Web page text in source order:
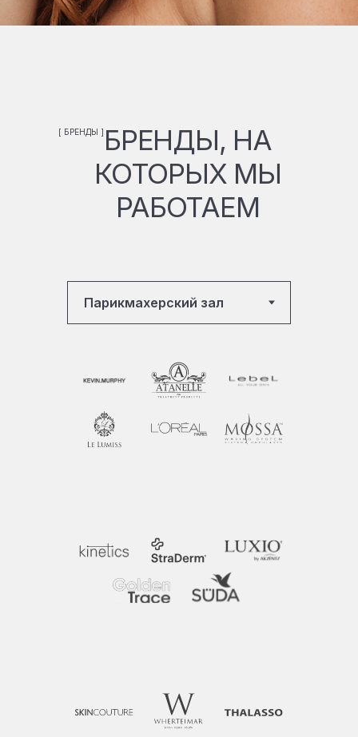
[ БРЕНДЫ ] БРЕНДЫ, НА
КОТОРЫХ МЫ
РАБОТАЕМ
на нём максимально удобным.
Ознакомьтесь с
конфиденциальности